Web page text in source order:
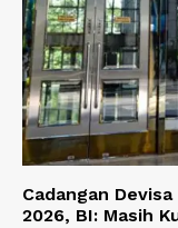
Cadangan
2026, BI: Masih